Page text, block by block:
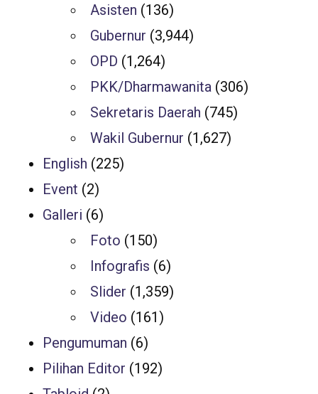
Asisten (136)
Gubernur (3,944)
OPD (1,264)
PKK/Dharmawanita (306)
Sekretaris Daerah (745)
Wakil Gubernur (1,627)
English (225)
Event (2)
Galleri (6)
Foto (150)
Infografis (6)
Slider (1,359)
Video (161)
Pengumuman (6)
Pilihan Editor (192)